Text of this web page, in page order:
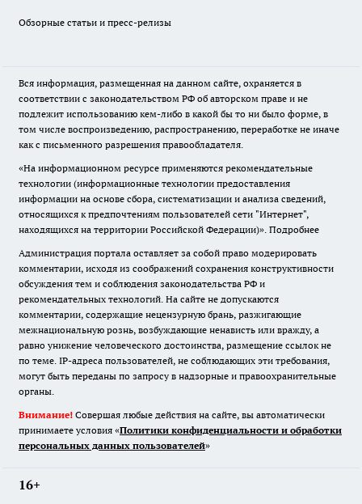
Обзорные статьи и пресс-релизы
Вся информация, размещенная на данном сайте, охраняется в
соответствии с законодательством РФ об авторском праве и не
подлежит использованию кем-либо в какой бы то ни было форме, в
том числе воспроизведению, распространению, переработке не иначе
как с письменного разрешения правообладателя.
«На информационном ресурсе применяются рекомендательные
технологии (информационные технологии предоставления
информации на основе сбора, систематизации и анализа сведений,
относящихся к предпочтениям пользователей сети "Интернет",
находящихся на территории Российской Федерации)». Подробнее
Администрация портала оставляет за собой право модерировать
комментарии, исходя из соображений сохранения конструктивности
обсуждения тем и соблюдения законодательства РФ и
рекомендательных технологий. На сайте не допускаются
комментарии, содержащие нецензурную брань, разжигающие
межнациональную рознь, возбуждающие ненависть или вражду, а
равно унижение человеческого достоинства, размещение ссылок не
по теме. IP-адреса пользователей, не соблюдающих эти требования,
могут быть переданы по запросу в надзорные и правоохранительные
органы.
Внимание! Совершая любые действия на сайте, вы автоматически
принимаете условия «Политики конфиденциальности и обработки
персональных данных пользователей»
16+